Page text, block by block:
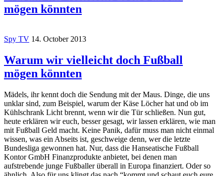
mögen könnten
Spy TV 14. October 2013
Warum wir vielleicht doch Fußball
mögen könnten
Mädels, ihr kennt doch die Sendung mit der Maus. Dinge, die uns
unklar sind, zum Beispiel, warum der Käse Löcher hat und ob im
Kühlschrank Licht brennt, wenn wir die Tür schließen. Nun gut,
heute erklären wir euch, besser gesagt, wir lassen erklären, wie man
mit Fußball Geld macht. Keine Panik, dafür muss man nicht einmal
wissen, was ein Abseits ist, geschweige denn, wer die letzte
Bundesliga gewonnen hat. Nur, dass die Hanseatische Fußball
Kontor GmbH Finanzprodukte anbietet, bei denen man
aufstrebende junge Fußballer überall in Europa finanziert. Oder so